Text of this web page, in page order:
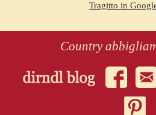
Tragitto in
Country